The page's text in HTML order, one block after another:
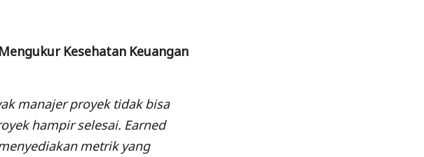
Kesehatan Keuangan
manajer proyek tidak bisa
hampir selesai. Earned
metrik yang